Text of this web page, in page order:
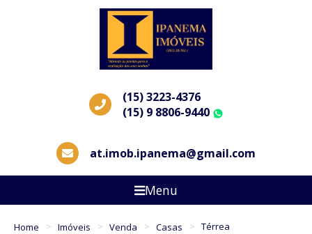
(15) 3223-4376
(15) 9 8806-9440
at.imob.ipanema@gmail.com
Menu
Home Imóveis Venda Casas Térrea